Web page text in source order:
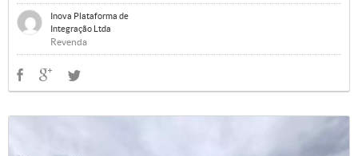
Inova Plataforma de
Integração Ltda
Revenda